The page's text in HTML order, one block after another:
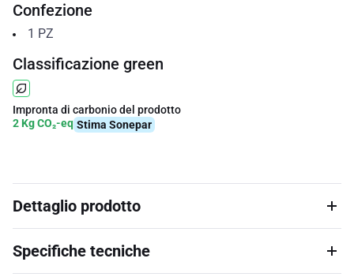
Confezione
1 PZ
Classificazione green
Impronta di carbonio del prodotto
2 Kg CO₂-eq Stima Sonepar
Dettaglio prodotto
Specifiche tecniche